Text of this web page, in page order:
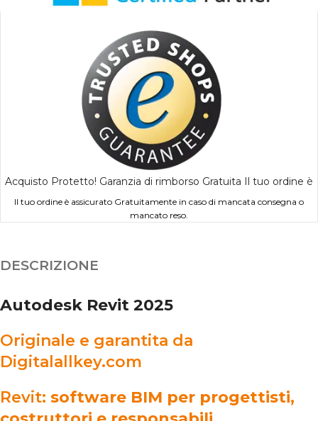
Acquisto Protetto! Garanzia di rimborso Gratuita Il tuo ordine è
Il tuo ordine è assicurato Gratuitamente in caso di mancata consegna o
mancato reso.
DESCRIZIONE
Autodesk Revit 2025
Originale e garantita da
Digitalallkey.com
Revit: software BIM per progettisti,